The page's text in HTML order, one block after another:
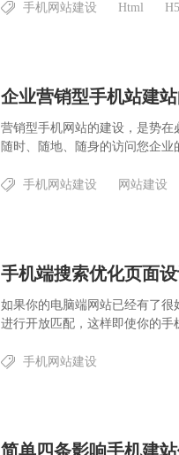
手机网站建设 Html H5
企业营销型手机站建
营销型手机网站的建设，是势
随时、随地、随身的访问您企
手机网站建设 网站建设
手机端搜索优化页面
如果你的电脑端网站已经有了
进行开放匹配，这样即使你的
手机网站建设